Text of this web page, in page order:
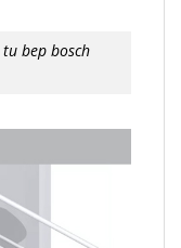
bep bosch